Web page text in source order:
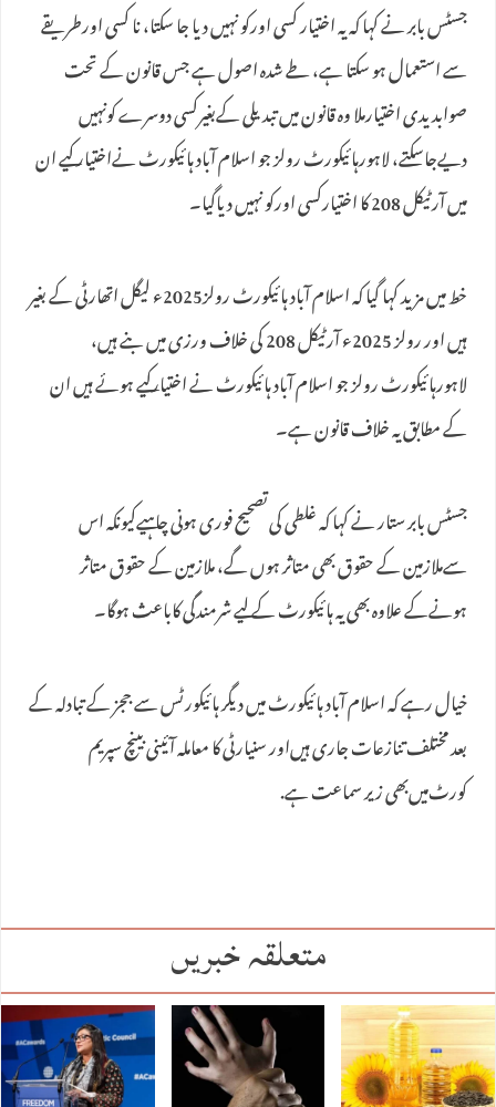
جسٹس بابر نے کہا کہ یہ اختیار کسی اورکو نہیں دیا جا سکتا، نا کسی اورطریقے
سے استعمال ہو سکتا ہے، طے شدہ اصول ہے جس قانون کے تحت
صوابدیدی اختیارملا وہ قانون میں تبدیلی کےبغیرکسی دوسرے کونہیں
دیےجاسکتے، لاہورہائیکورٹ رولز جو اسلام آباد ہائیکورٹ نےاختیار کیے ان
میں آرٹیکل 208 کا اختیارکسی اورکو نہیں دیاگیا۔
خط میں مزید کہا گیا کہ اسلام آباد ہائیکورٹ رولز2025ء لیگل اتھارٹی کے بغیر
ہیں اور رولز 2025ء آرٹیکل 208 کی خلاف ورزی میں بنے ہیں،
لاہورہائیکورٹ رولز جو اسلام آباد ہائیکورٹ نے اختیارکیے ہوئے ہیں ان
کے مطابق یہ خلاف قانون ہے۔
جسٹس بابر ستار نے کہا کہ غلطی کی تصحیح فوری ہونی چاہیےکیونکہ اس
سےملازمین کے حقوق بھی متاثر ہوں گے، ملازمین کے حقوق متاثر
ہونےکے علاوہ بھی یہ ہائیکورٹ کے لیے شرمندگی کاباعث ہوگا۔
خیال رہے کہ اسلام آباد ہائیکورٹ میں دیگر ہائیکورٹس سے ججز کے تبادلہ کے
بعد مختلف تنازعات جاری ہیں‌اور سنیارٹی کا معاملہ آئینی بینچ سپریم
کورٹ‌میں‌بھی زیر سماعت ہے.
متعلقہ خبریں